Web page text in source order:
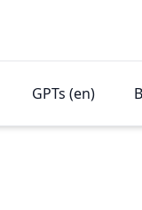
GPTs (en)